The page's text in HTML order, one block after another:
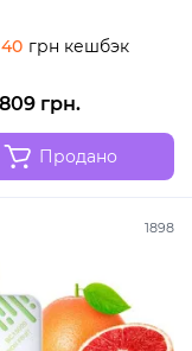
грн кешбэк
грн.
Продано
1898